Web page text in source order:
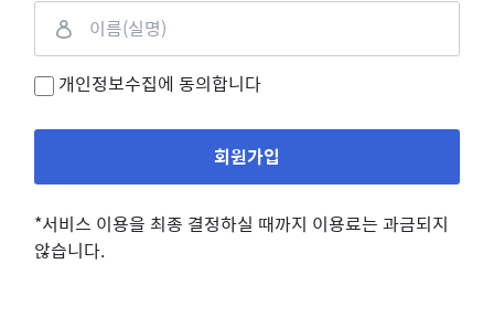
개인정보수집에 동의합니다
회원가입
*서비스 이용을 최종 결정하실 때까지 이용료는 과금되지
않습니다.